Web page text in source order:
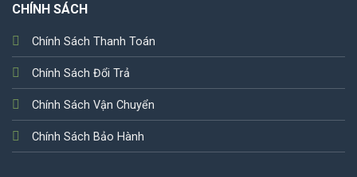
CHÍNH SÁCH
Chính Sách Thanh Toán
Chính Sách Đổi Trả
Chính Sách Vận Chuyển
Chính Sách Bảo Hành